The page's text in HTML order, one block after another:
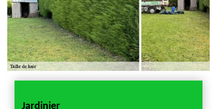
Jardinier